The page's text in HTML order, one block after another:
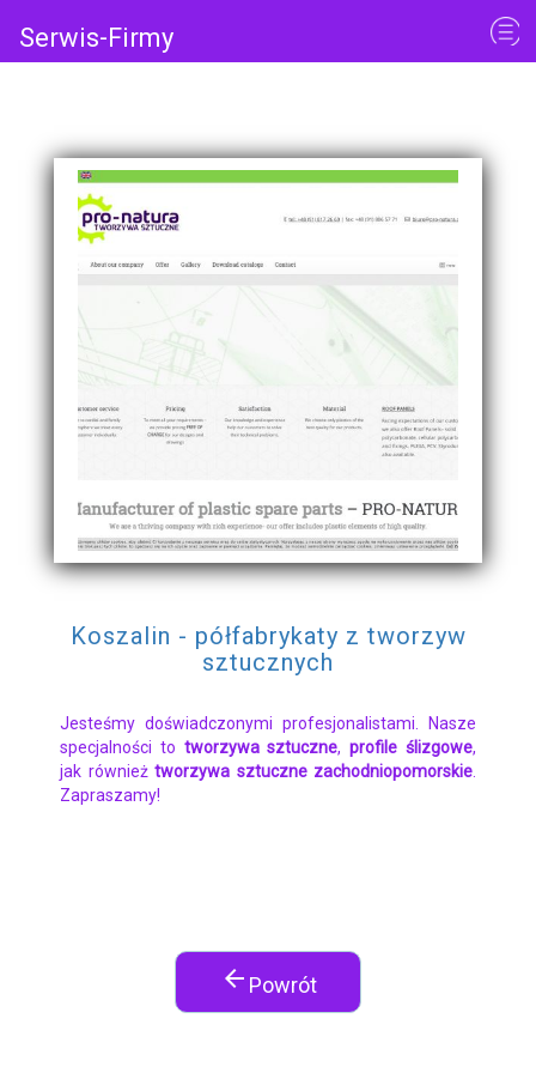
Serwis-Firmy
Koszalin - półfabrykaty z tworzyw
sztucznych
Jesteśmy doświadczonymi profesjonalistami. Nasze
specjalności to tworzywa sztuczne,profile ślizgowe,
jak również tworzywa sztuczne zachodniopomorskie
Zapraszamy!
arrow_back Powrót